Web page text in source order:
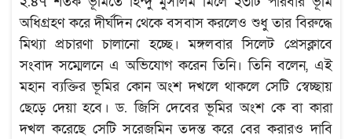
অধিগ্রহণ করে দীর্ঘদিন থেকে বসবাস করলেও শুধু তার বিরুদ্ধে
মিথ্যা প্রচারণা চালানো হচ্ছে। মঙ্গলবার সিলেট প্রেসক্লাবে
সংবাদ সম্মেলনে এ অভিযোগ করেন তিনি। তিনি বলেন, এই
মহান ব্যক্তির ভূমির কোন অংশ দখলে থাকলে সেটি স্বেচ্ছায়
ছেড়ে দেয়া হবে। ড. জিসি দেবের ভূমির অংশ কে বা কারা
দখল করেছে সেটি সরেজমিন তদন্ত করে বের করারও দাবি